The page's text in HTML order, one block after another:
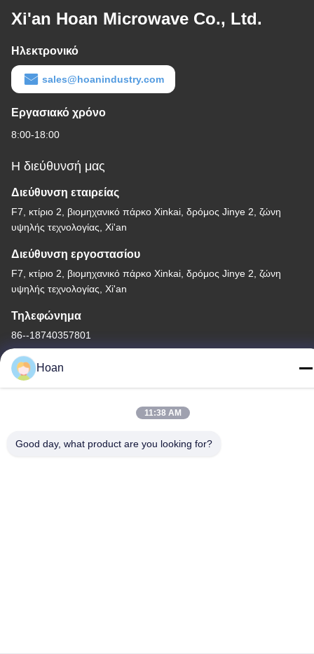
Xi'an Hoan Microwave Co., Ltd.
Ηλεκτρονικό
sales@hoanindustry.com
Εργασιακό χρόνο
8:00-18:00
Η διεύθυνσή μας
Διεύθυνση εταιρείας
F7, κτίριο 2, βιομηχανικό πάρκο Xinkai, δρόμος Jinye 2, ζώνη
υψηλής τεχνολογίας, Xi'an
Διεύθυνση εργοστασίου
F7, κτίριο 2, βιομηχανικό πάρκο Xinkai, δρόμος Jinye 2, ζώνη
υψηλής τεχνολογίας, Xi'an
Τηλεφώνημα
86--18740357801
Κίνα Καλή ποιότητα Μονωτής δόνησης σχοινιών καλωδίων
Διατηρούνται όλα τα πνευματικά δικαιώματα.
Hoan
11:38 AM
Good day, what product are you looking for?